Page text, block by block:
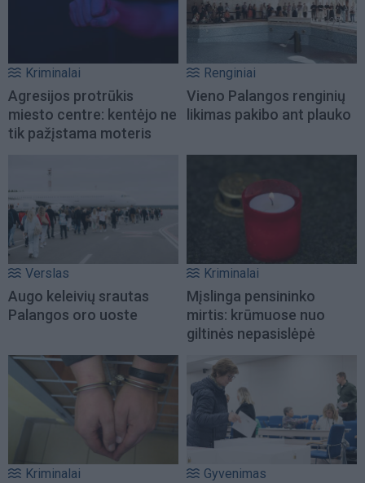
Kriminalai
Agresijos protrūkis
miesto centre: kentėjo ne
tik pažįstama moteris
Renginiai
Vieno Palangos renginių
likimas pakibo ant plauko
Verslas
Augo keleivių srautas
Palangos oro uoste
Kriminalai
Mįslinga pensininko
mirtis: krūmuose nuo
giltinės nepasislėpė
Kriminalai Gyvenimas